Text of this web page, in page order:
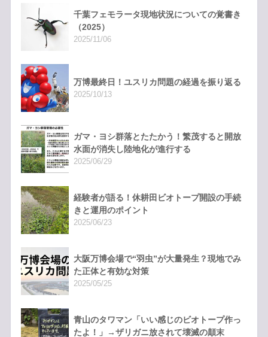
千葉フェモラータ現地状況についての覚書き
（2025）
2025/11/06
万博最終日！ユスリカ問題の経過を振り返る
2025/10/13
ガマ・ヨシ群落とたたかう！繁茂すると開放
水面が消失し陸地化が進行する
2025/06/29
経験者が語る！休耕田ビオトープ開設の手続
きと運用のポイント
2025/06/23
大阪万博会場で“羽虫”が大量発生？現地でみ
た正体と有効な対策
2025/05/25
青山のタワマン「いい感じのビオトープ作っ
たよ！」→ザリガニ放されて壊滅の顛末